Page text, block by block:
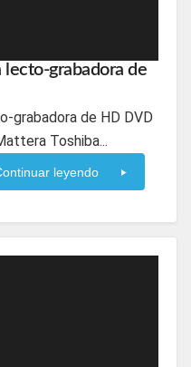
lecto-grabadora de
grabadora de HD DVD
Toshiba...
leyendo